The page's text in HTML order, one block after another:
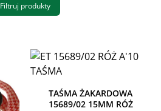
Filtruj produkty
TAŚMA ŻAKARDOWA
15689/02 15MM RÓŻ